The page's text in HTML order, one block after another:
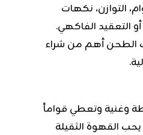
نكهات
الفاكهي.
أهم من شراء
وتعطي قواماً
الثقيلة